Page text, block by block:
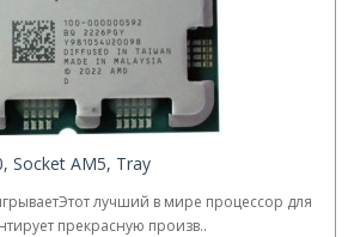
Socket AM5, Tray
лучший в мире процессор для
прекрасную произв..